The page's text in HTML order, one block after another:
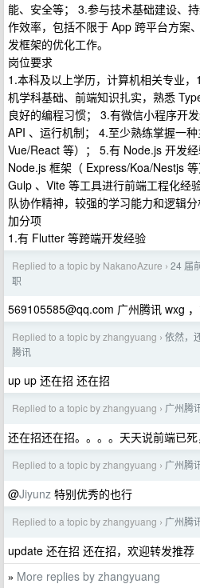
能、安全等； 3.参与技术基础建设、
作效率，包括不限于 App 跨平台方案
发框架的优化工作。
岗位要求
1.本科及以上学历，计算机相关专业
机学科基础、前端知识扎实，熟悉
良好的编程习惯； 3.有微信小程序开
API 、运行机制； 4.至少熟练掌握一
Vue/React 等）； 5.有 Node.js 开发
Node.js 框架（ Express/Koa/Nestjs
Gulp 、Vite 等工具进行前端工程化经
队协作精神，较强的学习能力和逻辑分
加分项
1.有 Flutter 等跨端开发经验
Replied to a topic by NakanoAzure › 24 届
职
569105585@qq.com 广州腾讯 wxg
Replied to a topic by zhangyuang › 依然，
腾讯
up up 还在招 还在招
Replied to a topic by zhangyuang › 广州腾
还在招还在招。。。。天天说前端已
Replied to a topic by zhangyuang › 广州腾
@Jiyunz 特别优秀的也行
Replied to a topic by zhangyuang › 广州腾
update 还在招 还在招，欢迎转发推荐
» More replies by zhangyuang